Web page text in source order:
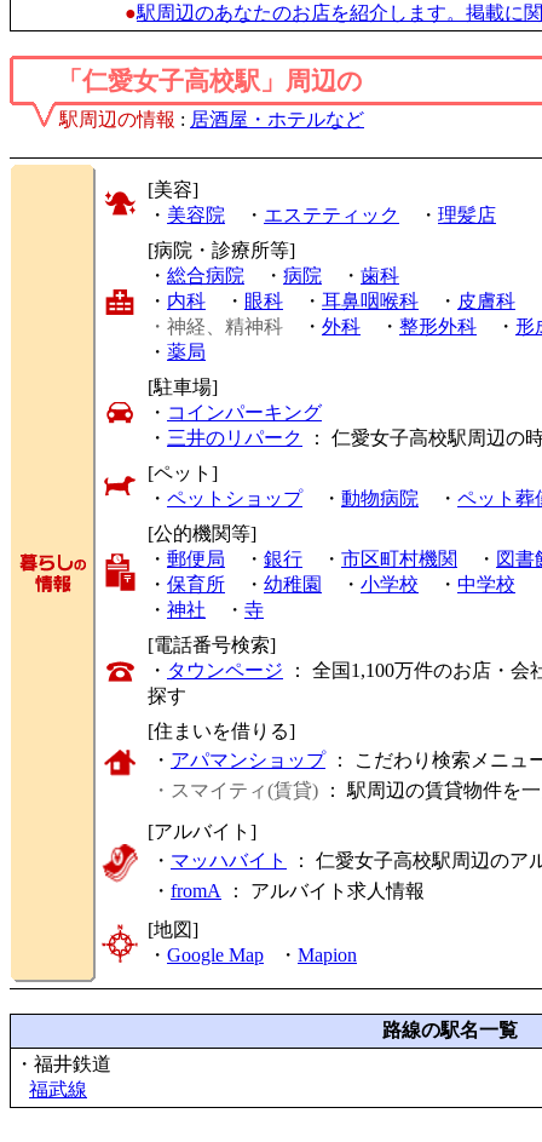
●駅周辺のあなたのお店を紹介します。掲載に
「仁愛女子高校駅」周辺の
駅周辺の情報 : 居酒屋・ホテルなど
[美容]
・ 美容院 ・ エステティック ・ 理髪店
[病院・診療所等]
・ 総合病院 ・ 病院 ・ 歯科
・ 内科 ・ 眼科 ・ 耳鼻咽喉科 ・ 皮膚科
・神経、精神科 ・ 外科 ・ 整形外科 ・ 形
・ 薬局
[駐車場]
・ コインパーキング
・ 三井のリパーク
： 仁愛女子高校駅周辺の
[ペット]
・ ペットショップ・ 動物病院 ・ ペット葬
[公的機関等]
・ 郵便局 ・ 銀行 ・ 市区町村機関 ・ 図書
・ 保育所 ・ 幼稚園 ・ 小学校 ・ 中学校
・ 神社 ・ 寺
[電話番号検索]
・ タウンページ ： 全国1,100万件のお店・
探す
[住まいを借りる]
・ アパマンショップ： こだわり検索メニュ
・スマイティ(賃貸) ： 駅周辺の賃貸物件を
[アルバイト]
・ マッハバイト
： 仁愛女子高校駅周辺のア
・ fromA ： アルバイト求人情報
[地図]
・ Google Map ・ Mapion
路線の駅名一覧
・福井鉄道
福武線